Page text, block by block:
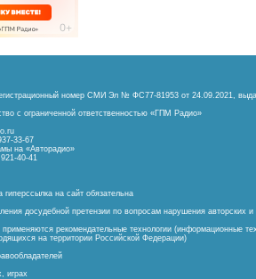
номер СМИ Эл № ФС77-81953 от 24.09.2021,
с ограниченной ответственностью «ГПМ Радио»
33-67
на «Авторадио»
40-41
на сайт обязательна
досудебной претензии по вопросам нарушения авторских
рекомендательные технологии (информационные
на территории Российской Федерации)
играх